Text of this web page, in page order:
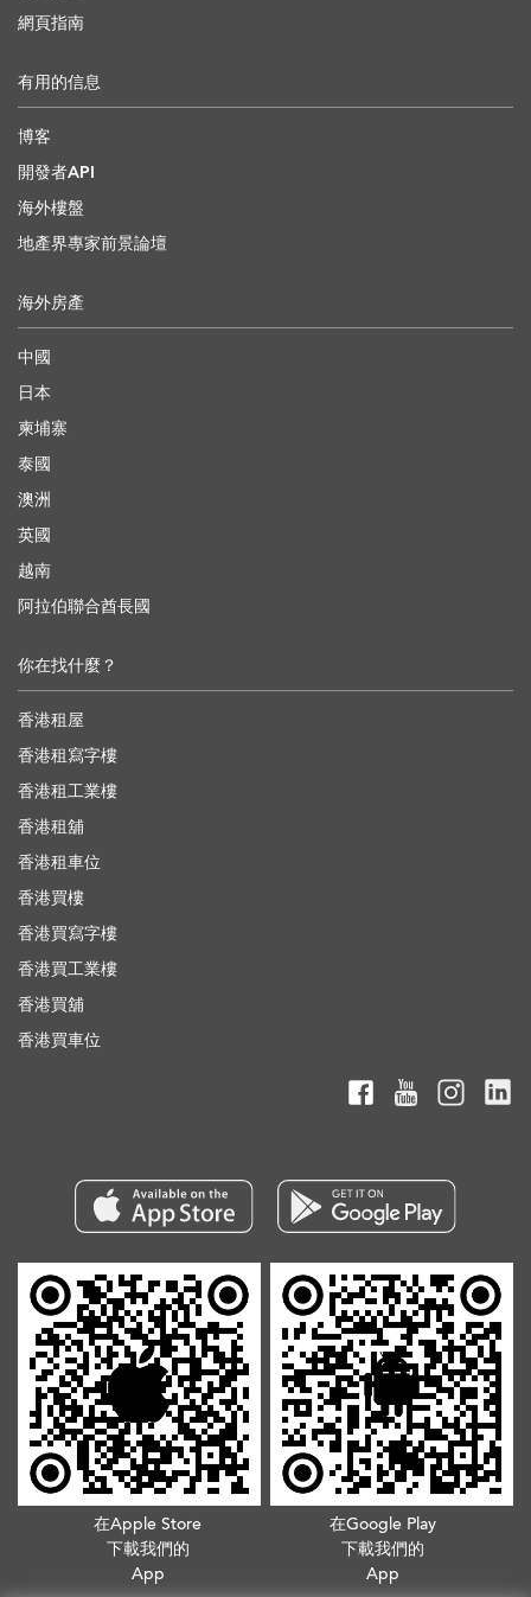
網頁指南
有用的信息
博客
開發者API
海外樓盤
地產界專家前景論壇
海外房產
中國
日本
柬埔寨
泰國
澳洲
英國
越南
阿拉伯聯合酋長國
你在找什麼？
香港租屋
香港租寫字樓
香港租工業樓
香港租舖
香港租車位
香港買樓
香港買寫字樓
香港買工業樓
香港買舖
香港買車位
在Apple Store
下載我們的
App
在Google Play
下載我們的
App